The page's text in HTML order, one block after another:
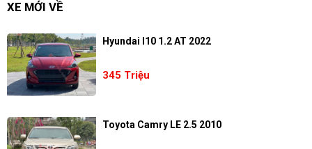
XE MỚI VỀ
Hyundai I10 1.2 AT 2022
345 Triệu
Toyota Camry LE 2.5 2010